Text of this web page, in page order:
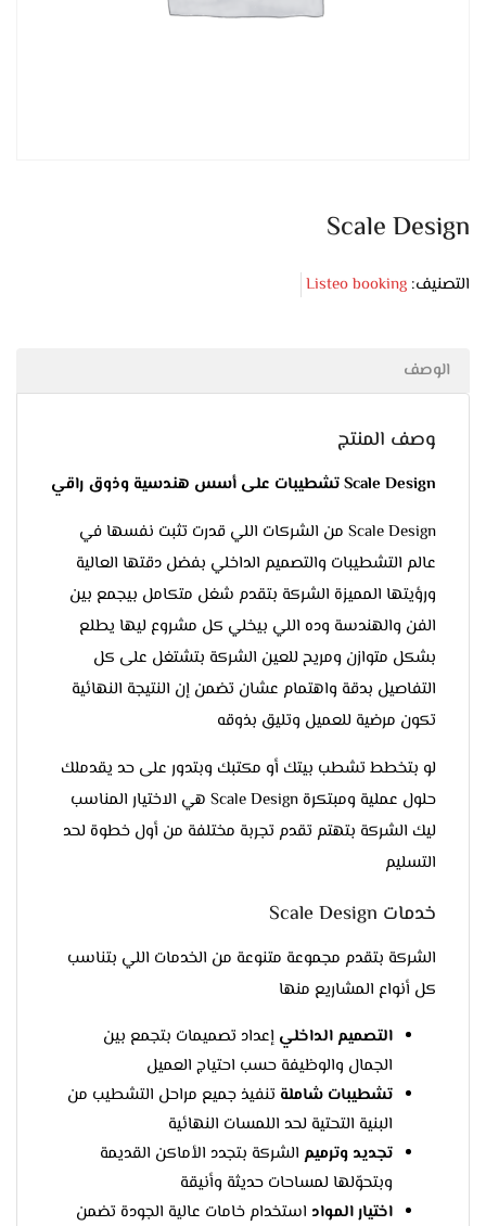
Scale Design
التصنيف: Listeo booking
الوصف
وصف المنتج
Scale Design تشطيبات على أسس هندسية وذوق راقي
Scale Design من الشركات اللي قدرت تثبت نفسها في
عالم التشطيبات والتصميم الداخلي بفضل دقتها العالية
ورؤيتها المميزة الشركة بتقدم شغل متكامل بيجمع بين
الفن والهندسة وده اللي بيخلي كل مشروع ليها يطلع
بشكل متوازن ومريح للعين الشركة بتشتغل على كل
التفاصيل بدقة واهتمام عشان تضمن إن النتيجة النهائية
تكون مرضية للعميل وتليق بذوقه
لو بتخطط تشطب بيتك أو مكتبك وبتدور على حد يقدملك
حلول عملية ومبتكرة Scale Design هي الاختيار المناسب
ليك الشركة بتهتم تقدم تجربة مختلفة من أول خطوة لحد
التسليم
خدمات Scale Design
الشركة بتقدم مجموعة متنوعة من الخدمات اللي بتناسب
كل أنواع المشاريع منها
التصميم الداخلي إعداد تصميمات بتجمع بين
الجمال والوظيفة حسب احتياج العميل
تشطيبات شاملة تنفيذ جميع مراحل التشطيب من
البنية التحتية لحد اللمسات النهائية
تجديد وترميم الشركة بتجدد الأماكن القديمة
وبتحوّلها لمساحات حديثة وأنيقة
اختيار المواد استخدام خامات عالية الجودة تضمن